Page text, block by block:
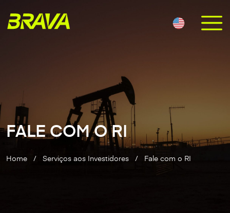
FALE COM O RI
Home / Serviços aos Investidores / Fale com o RI